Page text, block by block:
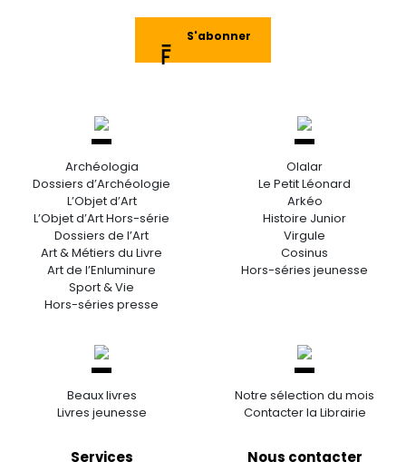
S'abonner
Archéologia
Dossiers d’Archéologie
L’Objet d’Art
L’Objet d’Art Hors-série
Dossiers de l’Art
Art & Métiers du Livre
Art de l’Enluminure
Sport & Vie
Hors-séries presse
Olalar
Le Petit Léonard
Arkéo
Histoire Junior
Virgule
Cosinus
Hors-séries jeunesse
Beaux livres
Livres jeunesse
Notre sélection du mois
Contacter la Librairie
Services Nous contacter